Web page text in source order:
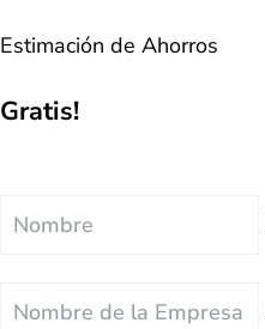
Estimación de Ahorros
Gratis!
Nombre
Nombre